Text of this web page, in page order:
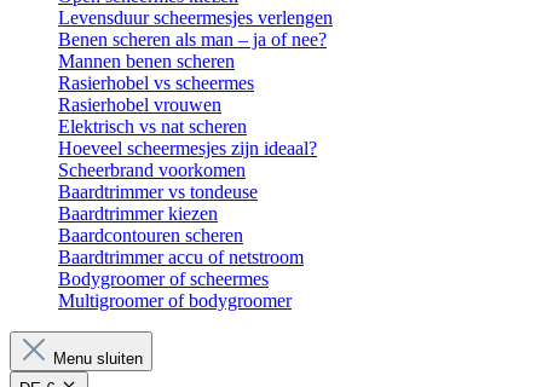
Levensduur scheermesjes verlengen
Benen scheren als man – ja of nee?
Mannen benen scheren
Rasierhobel vs scheermes
Rasierhobel vrouwen
Elektrisch vs nat scheren
Hoeveel scheermesjes zijn ideaal?
Scheerbrand voorkomen
Baardtrimmer vs tondeuse
Baardtrimmer kiezen
Baardcontouren scheren
Baardtrimmer accu of netstroom
Bodygroomer of scheermes
Multigroomer of bodygroomer
Menu sluiten